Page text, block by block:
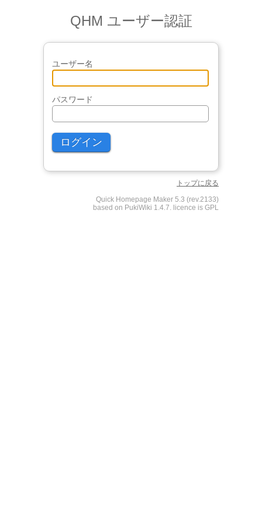
QHM ユーザー認証
ユーザー名
パスワード
トップに戻る
Quick Homepage Maker 5.3 (rev.2133)
based on PukiWiki 1.4.7. licence is GPL